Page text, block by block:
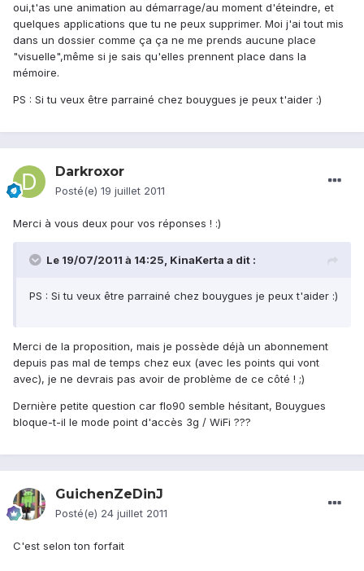
oui,t'as une animation au démarrage/au moment d'éteindre, et
quelques applications que tu ne peux supprimer. Moi j'ai tout mis
dans un dossier comme ça ça ne me prends aucune place
"visuelle",même si je sais qu'elles prennent place dans la
mémoire.
PS : Si tu veux être parrainé chez bouygues je peux t'aider :)
Darkroxor
Posté(e) 19 juillet 2011
Merci à vous deux pour vos réponses ! :)
Le 19/07/2011 à 14:25, KinaKerta a dit :
PS : Si tu veux être parrainé chez bouygues je peux t'aider :)
Merci de la proposition, mais je possède déjà un abonnement
depuis pas mal de temps chez eux (avec les points qui vont
avec), je ne devrais pas avoir de problème de ce côté ! ;)
Dernière petite question car flo90 semble hésitant, Bouygues
bloque-t-il le mode point d'accès 3g / WiFi ???
GuichenZeDinJ
Posté(e) 24 juillet 2011
C'est selon ton forfait